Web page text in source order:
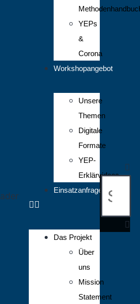
YEPs
&
Corona
Workshopangebot
Unsere
Themen
Digitale
Formate
YEP-
Erklärvideos
Einsatzanfrage
Das Projekt
Über
uns
Mission
Statement